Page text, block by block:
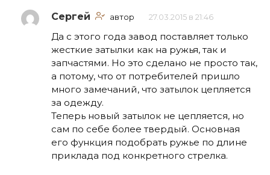
Сергей автор 27.03.2015 в 21:46
Да с этого года завод поставляет только
жесткие затылки как на ружья, так и
запчастями. Но это сделано не просто так,
а потому, что от потребителей пришло
много замечаний, что затылок цепляется
за одежду.
Теперь новый затылок не цепляется, но
сам по себе более твердый. Основная
его функция подобрать ружье по длине
приклада под конкретного стрелка.